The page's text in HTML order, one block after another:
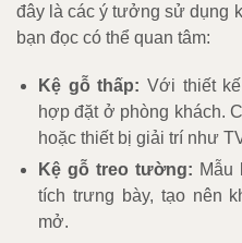
đây là các ý tưởng sử dụng
bạn đọc có thể quan tâm:
Kệ gỗ thấp: Với thiết
hợp đặt ở phòng khách.
hoặc thiết bị giải trí như
Kệ gỗ treo tường: Mẫu
tích trưng bày, tạo nên
mở.